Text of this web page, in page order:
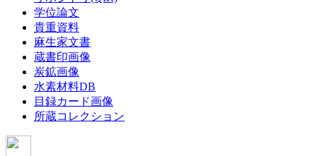
学位論文
貴重資料
麻生家文書
蔵書印画像
炭鉱画像
水素材料DB
目録カード画像
所蔵コレクション